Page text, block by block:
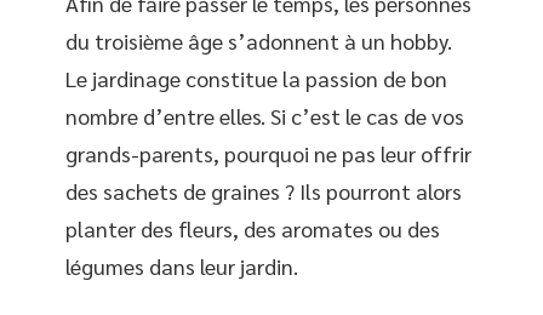
du troisième âge s’adonnent à un hobby.
Le jardinage constitue la passion de bon
nombre d’entre elles. Si c’est le cas de vos
grands-parents, pourquoi ne pas leur offrir
des sachets de graines ? Ils pourront alors
planter des fleurs, des aromates ou des
légumes dans leur jardin.